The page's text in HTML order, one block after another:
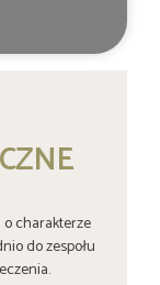
o charakterze
do zespołu